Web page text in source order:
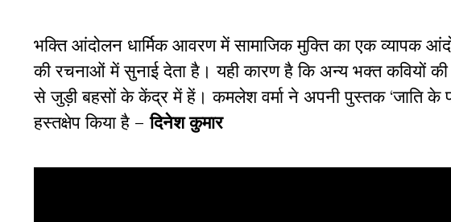
भक्ति आंदोलन धार्मिक आवरण में सामाजिक मुक्ति का एक व्यापक
की रचनाओं में सुनाई देता है। यही कारण है कि अन्य भक्त कवियों
से जुड़ी बहसों के केंद्र में हें। कमलेश वर्मा ने अपनी पुस्तक ‘जाति के
हस्तक्षेप किया है –दिनेश कुमार